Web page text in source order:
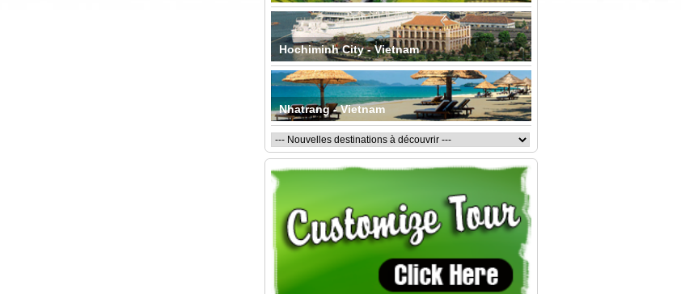
Hochiminh City - Vietnam
Nhatrang - Vietnam